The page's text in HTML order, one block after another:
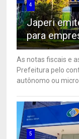
4
Japeri
para
As notas fiscais e
Prefeitura pelo
autônomo ou
5